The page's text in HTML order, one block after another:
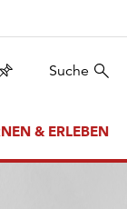
Suche
& ERLEBEN